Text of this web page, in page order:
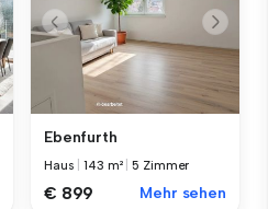
Ebenfurth
Haus |143 m² |5 Zimmer
€ 899 Mehr sehen